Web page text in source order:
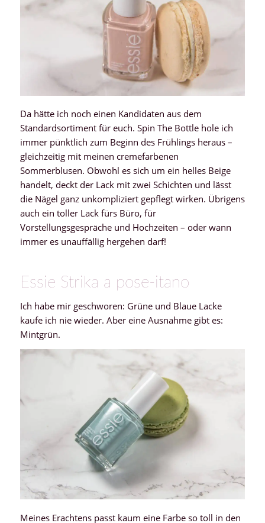
Da hätte ich noch einen Kandidaten aus dem
Standardsortiment für euch. Spin The Bottle hole ich
immer pünktlich zum Beginn des Frühlings heraus –
gleichzeitig mit meinen cremefarbenen
Sommerblusen. Obwohl es sich um ein helles Beige
handelt, deckt der Lack mit zwei Schichten und lässt
die Nägel ganz unkompliziert gepflegt wirken. Übrigens
auch ein toller Lack fürs Büro, für
Vorstellungsgespräche und Hochzeiten – oder wann
immer es unauffällig hergehen darf!
Essie Strika a pose-itano
Ich habe mir geschworen: Grüne und Blaue Lacke
kaufe ich nie wieder. Aber eine Ausnahme gibt es:
Mintgrün.
Meines Erachtens passt kaum eine Farbe so toll in den